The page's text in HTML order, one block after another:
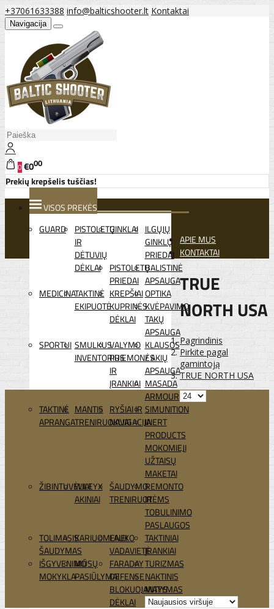
+37061633388 info@balticshooter.lt Kontaktai
Navigacija
0€000
Prekių krepšelis tuščias!
VISOS PREKĖS
GUARD
PISTOLETŲ
IR
DĖTUVIŲ
DĖKLAI
GINKLAI ILGŲJŲ
GINKLŲ
PRIEDAI
PISTOLETŲ
PRIEDAI
BALISTINĖ
APSAUGA
MEDICINATAKTINĖ
EKIPUOTĖ
KREPŠIAI
KUPRINĖS
DĖKLAI
OPTIKA
KVĖPAVIMO
TAKŲ
APSAUGA
SPORTUI SMULKUS
INVENTORIUS
VALYMO
PRIEMONĖS
IR
ĮRANKIAI
KLAUSOS
/ AKIŲ
APSAUGA
MASADA
ARMOUR
TAKTINĖ
APRANGA
MANTIS
TRENIRUOKLIAI
RYŠIAI IR
NAVIGACIJA
SIMUNITION
INERT
PRODUCTS
MOKOMIEJI
UŽTAISŲ
MAKETAI
ŽIBINTUVĖLIAI
WILEYX
AKINIAI
ŠAUDYMO
TRENIRUOTĖMS
REMONTO
IR
TOBULINIMO
PASLAUGOS
TOLIMASIS
ŠAUDYMAS
KARIUOMENEI
LAUKO
VADAVIETĖ
TAKTINIAI
ĮRANKIAI
IŠGYVENIMO
MOKYKLA
MŪSŲ
PASIŪLYMAI
FARADAY
DEFENSE
BLOKUOJANTYS
DĖKLAI
TURIZMAS
NAKTINIS
MATYMAS
APIE MUS
KONTAKTAI
TRUE
NORTH USA
Pagrindinis
Pirkite pagal
gamintoją
TRUE NORTH USA